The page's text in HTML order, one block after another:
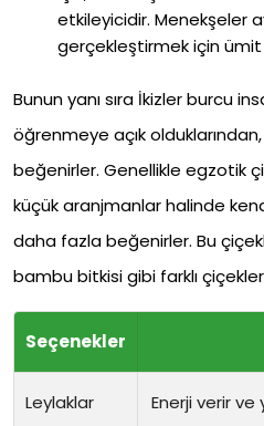
etkileyicidir. Menekşeler
gerçekleştirmek için
Bunun yanı sıra İkizler burcu
öğrenmeye açık
beğenirler. Genellikle egzotik
küçük aranjmanlar halinde
daha fazla beğenirler. Bu
bambu bitkisi gibi farklı
Seçenekler
Leylaklar Enerji verir